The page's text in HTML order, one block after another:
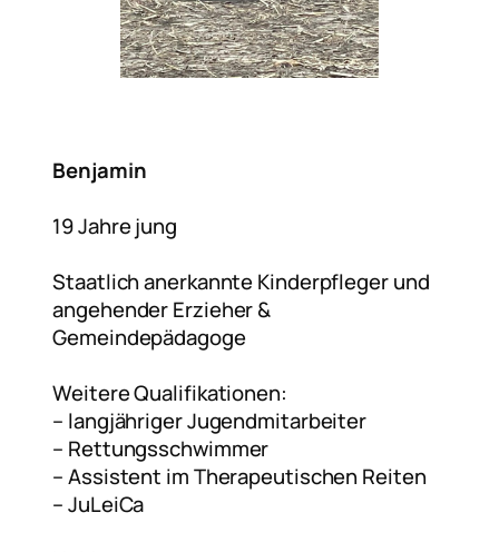
Benjamin
19 Jahre jung
Staatlich anerkannte Kinderpfleger und
angehender Erzieher &
Gemeindepädagoge
Weitere Qualifikationen:
– langjähriger Jugendmitarbeiter
– Rettungsschwimmer
– Assistent im Therapeutischen Reiten
– JuLeiCa